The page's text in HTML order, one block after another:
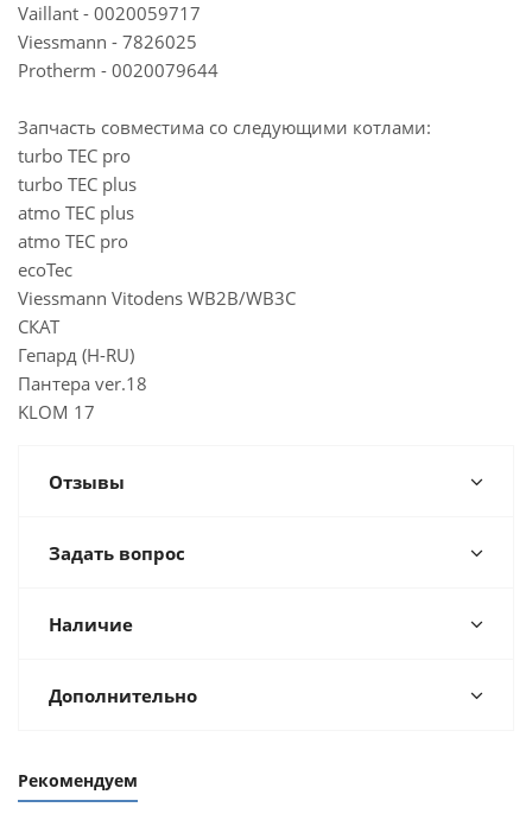
Vaillant - 0020059717
Viessmann - 7826025
Protherm - 0020079644
Запчасть совместима со следующими котлами:
turbo TEC pro
turbo TEC plus
atmo TEC plus
atmo TEC pro
ecoTec
Viessmann Vitodens WB2B/WB3C
СКАТ
Гепард (H-RU)
Пантера ver.18
KLOM 17
Отзывы
Задать вопрос
Наличие
Дополнительно
Рекомендуем